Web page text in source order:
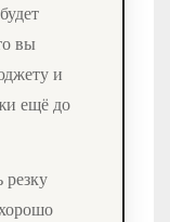
вы
и
ещё до
резку